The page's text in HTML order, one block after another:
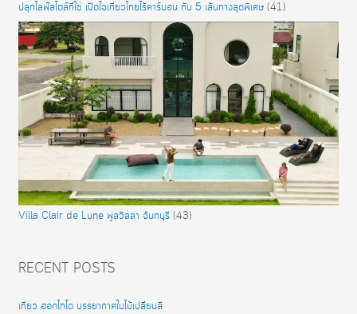
ปลุกไลฟ์สไตล์ที่ใช่ เปิดใจเที่ยวไทยไร้คาร์บอน กับ 5 เส้นทางสุดพิเศษ (41)
Villa Clair de Lune พูลวิลล่า จันทบุรี (43)
RECENT POSTS
เที่ยว ฮอกไกโด บรรยากาศใบไม้เปลี่ยนสี